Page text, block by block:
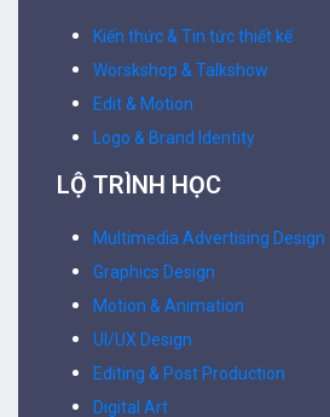
Kiến thức & Tin tức thiết kế
Worskshop & Talkshow
Edit & Motion
Logo & Brand Identity
LỘ TRÌNH HỌC
Multimedia Advertising Design
Graphics Design
Motion & Animation
UI/UX Design
Editing & Post Production
Digital Art